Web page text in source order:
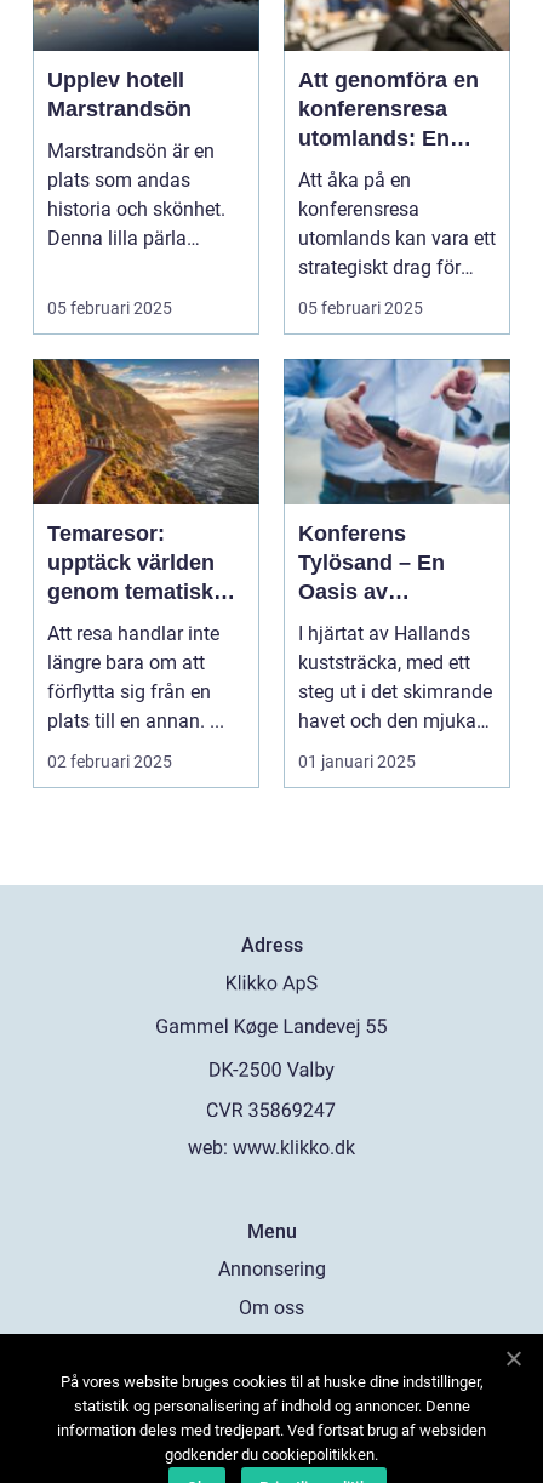
Upplev hotell
Marstrandsön
Marstrandsön är en
plats som andas
historia och skönhet.
Denna lilla pärla
05 februari 2025
Att genomföra en
konferensresa
utomlands: En
möjlighet för
tillväxt och
samarbete
Att åka på en
konferensresa
utomlands kan vara ett
strategiskt drag för
företa...
05 februari 2025
Temaresor:
upptäck världen
genom tematiska
upplevelser
Att resa handlar inte
längre bara om att
förflytta sig från en
plats till en annan. ...
02 februari 2025
Konferens
Tylösand – En
Oasis av
Möjligheter
I hjärtat av Hallands
kuststräcka, med ett
steg ut i det skimrande
havet och den mjuka
san...
01 januari 2025
Adress
web: www.klikko.dk
Menu
Annonsering
Om oss
Kontakta oss
Sitemap
På vores website bruges cookies til at huske dine indstillinger,
statistik og personalisering af indhold og annoncer. Denne
information deles med tredjepart. Ved fortsat brug af websiden
godkender du cookiepolitikken.